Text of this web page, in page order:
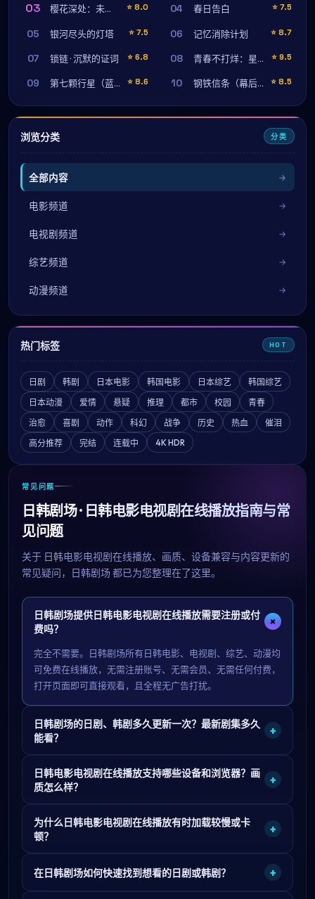
03 樱花深处：未寄出的信 ⭐ 8.0 04 春日告白 ⭐ 7.5
05 银河尽头的灯塔 ⭐ 7.5 06 记忆消除计划 ⭐ 8.7
07 锁链 · 沉默的证词 ⭐ 6.8 08 青春不打烊：星期五的告白 ⭐ 9.5
09 第七颗行星（蓝光珍藏版） ⭐ 8.6 10 钢铁信条（幕后纪录） ⭐ 8.5
浏览分类 分类
全部内容
电影频道
电视剧频道
综艺频道
动漫频道
热门标签 HOT
日剧 韩剧 日本电影 韩国电影 日本综艺
韩国综艺
日本动漫
爱情 悬疑 推理 都市 校园
青春
治愈
喜剧 动作 科幻 战争 历史 热血
催泪
高分推荐
完结 连载中 4K HDR
常见问题
日韩剧场 · 日韩电影电视剧在线播放指南与常
见问题
关于 日韩电影电视剧在线播放、画质、设备兼容与内容更新的
常见疑问，
日韩剧场 都已为您整理在了这里。
日韩剧场提供日韩电影电视剧在线播放需要注册或付
费吗？
+
完全不需要。日韩剧场所有日韩电影、电视剧、综艺、动漫均
可免费在线播放，无需注册账号、无需会员、无需任何付费，
打开页面即可直接观看，且全程无广告打扰。
日韩剧场的日剧、韩剧多久更新一次？最新剧集多久
能看？
+
日韩电影电视剧在线播放支持哪些设备和浏览器？画
质怎么样？
+
为什么日韩电影电视剧在线播放有时加载较慢或卡
顿？
+
在日韩剧场如何快速找到想看的日剧或韩剧？ +